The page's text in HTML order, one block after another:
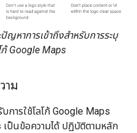
หาการเข้าถึงสำหรับการระบุ
Google Maps
าม
การใช้โลโก้ Google Maps
เป็นข้อความได้ ปฏิบัติตามหลัก